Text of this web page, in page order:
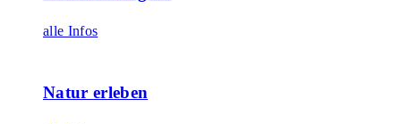
alle Infos
Natur erleben